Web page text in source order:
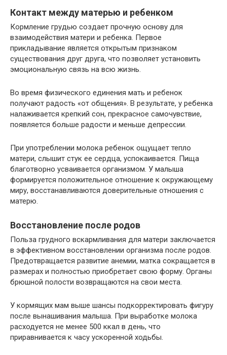
Контакт между матерью и ребенком
Кормление грудью создает прочную основу для
взаимодействия матери и ребенка. Первое
прикладывание является открытым признаком
существования друг друга, что позволяет установить
эмоциональную связь на всю жизнь.
Во время физического единения мать и ребенок
получают радость «от общения». В результате, у ребенка
налаживается крепкий сон, прекрасное самочувствие,
появляется больше радости и меньше депрессии.
При употреблении молока ребенок ощущает тепло
матери, слышит стук ее сердца, успокаивается. Пища
благотворно усваивается организмом. У малыша
формируется положительное отношение к окружающему
миру, восстанавливаются доверительные отношения с
матерю.
Восстановление после родов
Польза грудного вскармливания для матери заключается
в эффективном восстановлении организма после родов.
Предотвращается развитие анемии, матка сокращается в
размерах и полностью приобретает свою форму. Органы
брюшной полости возвращаются на свои места.
У кормящих мам выше шансы подкорректировать фигуру
после вынашивания малыша. При выработке молока
расходуется не менее 500 ккал в день, что
приравнивается к часу ускоренной ходьбы.